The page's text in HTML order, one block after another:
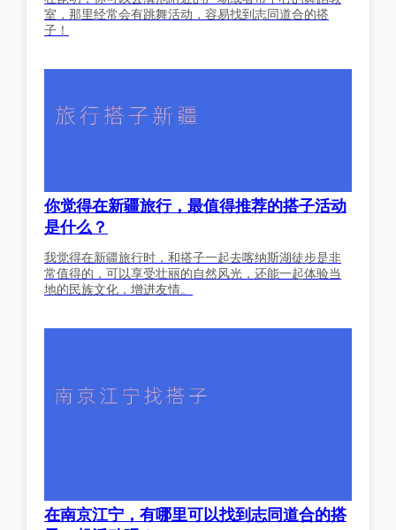
室，那里经常会有跳舞活动，容易找到志同道合的搭
子！
你觉得在新疆旅行，最值得推荐的搭子活动
是什么？
我觉得在新疆旅行时，和搭子一起去喀纳斯湖徒步是非
常值得的，可以享受壮丽的自然风光，还能一起体验当
地的民族文化，增进友情。
在南京江宁，有哪里可以找到志同道合的搭